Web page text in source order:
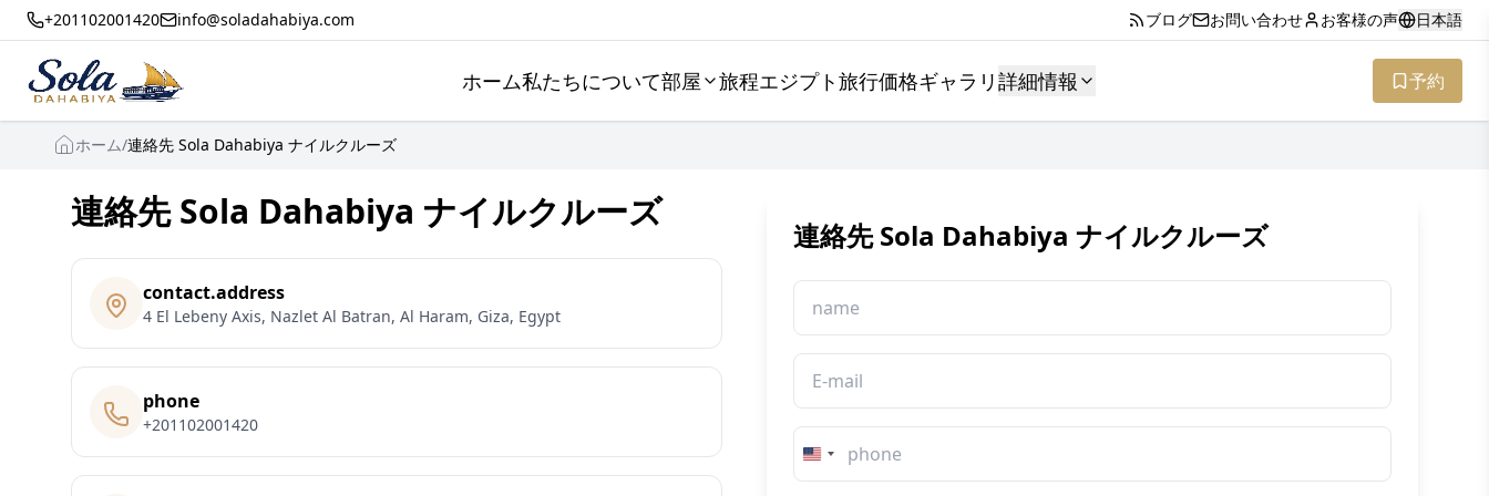
+201102001420 info@soladahabiya.com ブログ お問い合わせ お客様の声 日本語
ホーム私たちについて部屋 旅程エジプト旅行価格ギャラリ詳細情報 予約
ホーム/連絡先 Sola Dahabiya ナイルクルーズ
連絡先 Sola Dahabiya ナイルクルーズ
contact.address
4 El Lebeny Axis, Nazlet Al Batran, Al Haram, Giza, Egypt
phone
+201102001420
連絡先 Sola Dahabiya ナイルクルーズ
United
States